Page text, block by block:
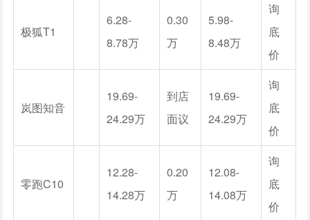
极狐T1
6.28-
8.78万
0.30
万
5.98-
8.48万
询
底
价
岚图知音
19.69-
24.29万
到店
面议
19.69-
24.29万
询
底
价
零跑C10
12.28-
14.28万
0.20
万
12.08-
14.08万
询
底
价